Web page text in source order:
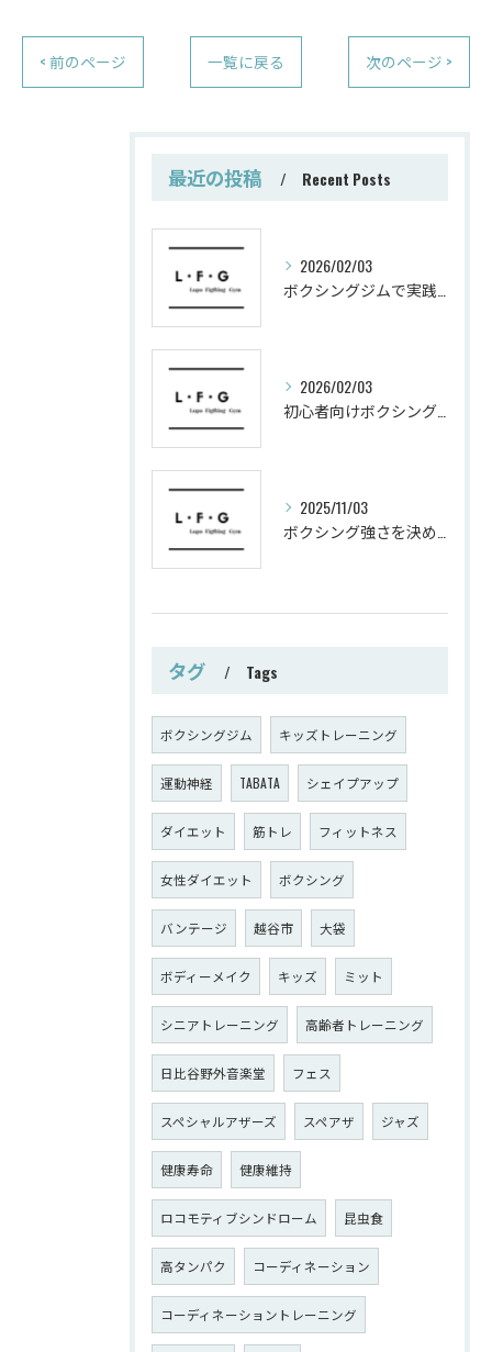
< 前のページ 一覧に戻る 次のページ >
最近の投稿 Recent Posts
2026/02/03
2026/02/03
2025/11/03
タグ Tags
ボクシングジム キッズトレーニング
運動神経 TABATA シェイプアップ
ダイエット 筋トレ フィットネス
女性ダイエット ボクシング
バンテージ 越谷市 大袋
ボディーメイク キッズ ミット
シニアトレーニング 高齢者トレーニング
日比谷野外音楽堂 フェス
スペシャルアザーズ スペアザ ジャズ
健康寿命 健康維持
ロコモティブシンドローム 昆虫食
高タンパク コーディネーション
コーディネーショントレーニング